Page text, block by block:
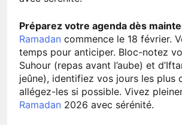
Préparez votre agenda dès
Ramadan commence le 18 février.
temps pour anticiper. Bloc-notez
Suhour (repas avant l’aube) et
jeûne), identifiez vos jours les plus
allégez-les si possible. Vivez
Ramadan 2026 avec sérénité.